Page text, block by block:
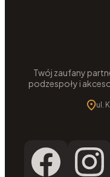
Twój zaufany
podzespoły i
ul.